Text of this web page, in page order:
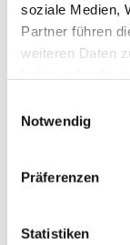
soziale Medien,
Partner führen
weiteren Daten
Notwendig
Präferenzen
Statistiken